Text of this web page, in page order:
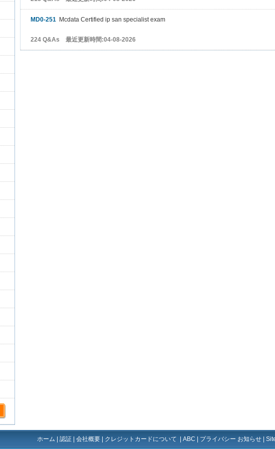
MD0-251 Mcdata Certified ip san specialist exam
224 Q&As 最近更新時間:04-08-2026
ホーム 認証 会社概要 クレジットカードについて ABC プライバシー お知らせ